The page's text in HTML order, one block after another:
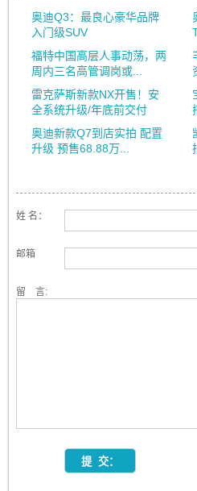
奥迪Q3：最良心豪华品牌
入门级SUV
福特中国高层人事动荡，两
周内三名高管调岗或...
雷克萨斯新款NX开售！安
全系统升级/年底前交付
奥迪新款Q7到店实拍 配置
升级 预售68.88万...
姓 名：
邮箱
留 言: